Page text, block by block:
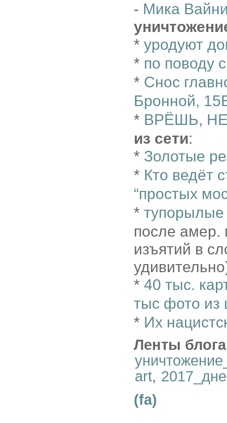
- Мика
* уродуют
* по поводу
* Снос
Бронной,
* ВРЁШЬ,
из сети:
* Золотые
* Кто ведёт
“простых
*
после амер.
изъятий в
* 40 тыс.
тыс фото из
* Их
Ленты
art,
(fa)